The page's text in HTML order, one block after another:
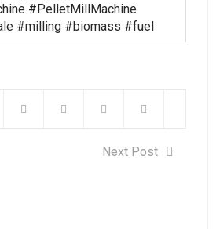
#PelletMillMachine
#milling #biomass #fuel
Next Post